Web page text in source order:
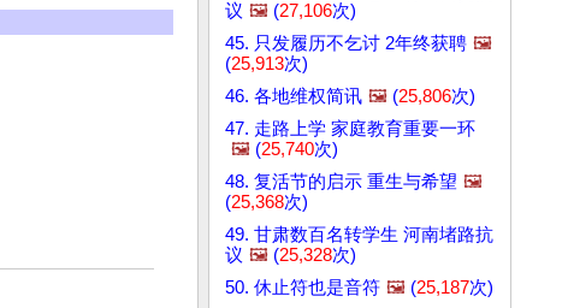
议 🖼️ (27,106次)
45. 只发履历不乞讨 2年终获聘 🖼️
(25,913次)
46. 各地维权简讯 🖼️ (25,806次)
47. 走路上学 家庭教育重要一环
🖼️ (25,740次)
48. 复活节的启示 重生与希望 🖼️
(25,368次)
49. 甘肃数百名转学生 河南堵路抗
议 🖼️ (25,328次)
50. 休止符也是音符 🖼️ (25,187次)